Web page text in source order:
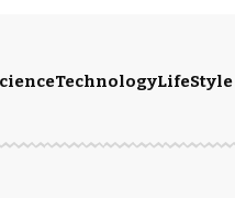
TechnologyLifeStyle